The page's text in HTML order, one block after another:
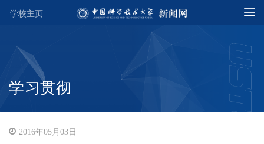
学校主页
学习贯彻
2016年05月03日